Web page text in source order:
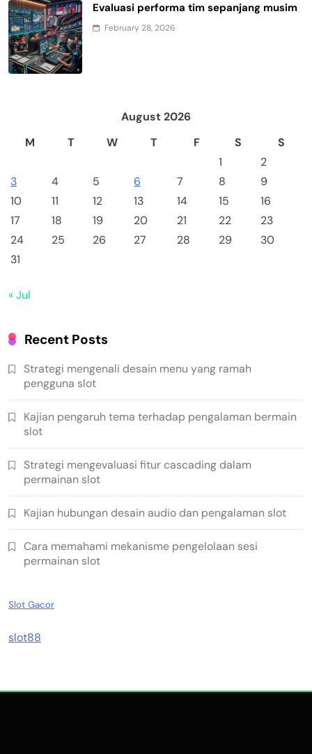
Evaluasi performa tim sepanjang musim
February 28, 2026
August 2026
M
T W T F S
S
1
2
3
4 5 6 7 8
9
10
11 12 13 14 15
16
17
18 19 20 21 22
23
24
25 26 27 28 29
30
31
« Jul
Recent Posts
Strategi mengenali desain menu yang ramah
pengguna slot
Kajian pengaruh tema terhadap pengalaman bermain
slot
Strategi mengevaluasi fitur cascading dalam
permainan slot
Kajian hubungan desain audio dan pengalaman slot
Cara memahami mekanisme pengelolaan sesi
permainan slot
Slot Gacor
slot88